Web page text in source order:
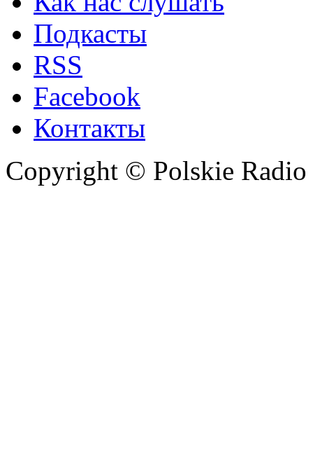
Подкасты
RSS
Facebook
Контакты
Copyright © Polskie